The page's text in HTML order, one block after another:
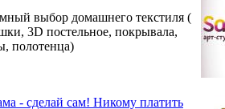
выбор домашнего текстиля (
3D постельное, покрывала,
полотенца)
- сделай сам! Никому платить